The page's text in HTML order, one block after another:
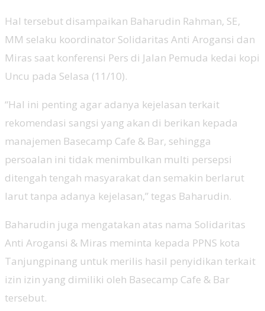
Hal tersebut disampaikan Baharudin Rahman, SE,
MM selaku koordinator Solidaritas Anti Arogansi dan
Miras saat konferensi Pers di Jalan Pemuda kedai kopi
Uncu pada Selasa (11/10).
“Hal ini penting agar adanya kejelasan terkait
rekomendasi sangsi yang akan di berikan kepada
manajemen Basecamp Cafe & Bar, sehingga
persoalan ini tidak menimbulkan multi persepsi
ditengah tengah masyarakat dan semakin berlarut
larut tanpa adanya kejelasan,” tegas Baharudin.
Baharudin juga mengatakan atas nama Solidaritas
Anti Arogansi & Miras meminta kepada PPNS kota
Tanjungpinang untuk merilis hasil penyidikan terkait
izin izin yang dimiliki oleh Basecamp Cafe & Bar
tersebut.